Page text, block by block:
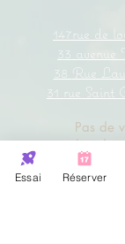
147rue de
33
avenue
38
Rue
31 rue Saint
Pas de
mais
Essai Réserver